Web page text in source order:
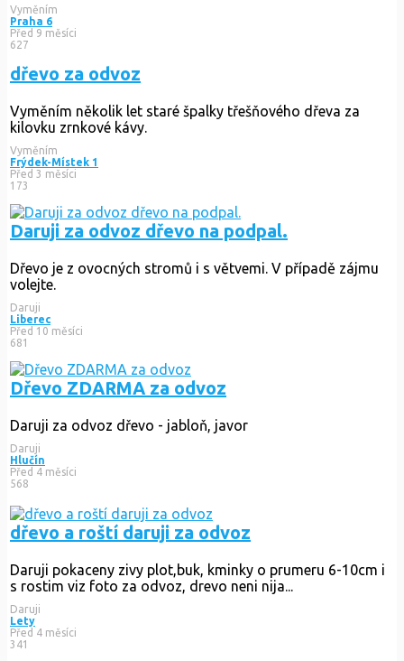
Vyměním
Praha 6
Před 9 měsíci
627
dřevo za odvoz
Vyměním několik let staré špalky třešňového dřeva za
kilovku zrnkové kávy.
Vyměním
Frýdek-Místek 1
Před 3 měsíci
173
Daruji za odvoz dřevo na podpal.
Dřevo je z ovocných stromů i s větvemi. V případě zájmu
volejte.
Daruji
Liberec
Před 10 měsíci
681
Dřevo ZDARMA za odvoz
Daruji za odvoz dřevo - jabloň, javor
Daruji
Hlučín
Před 4 měsíci
568
dřevo a roští daruji za odvoz
Daruji pokaceny zivy plot,buk, kminky o prumeru 6-10cm i
s rostim viz foto za odvoz, drevo neni nija...
Daruji
Lety
Před 4 měsíci
341